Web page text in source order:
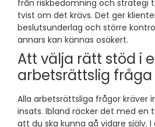
från riskbedömning och strategi
tvist om det krävs. Det ger
beslutsunderlag och större
annars kan kännas osäkert.
Att välja rätt stöd i
arbetsrättslig fråga
Alla arbetsrättsliga frågor kräver
insats. Ibland räcker det med en
att du ska kunna gå vidare själv.